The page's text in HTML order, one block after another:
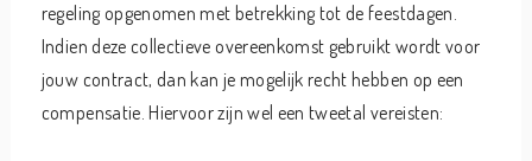
regeling opgenomen met betrekking tot de feestdagen.
Indien deze collectieve overeenkomst gebruikt wordt voor
jouw contract, dan kan je mogelijk recht hebben op een
compensatie. Hiervoor zijn wel een tweetal vereisten: